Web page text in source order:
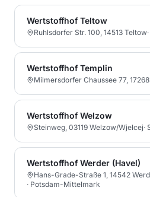
Wertstoffhof Teltow
Ruhlsdorfer Str. 100, 14513 Teltow·
Wertstoffhof Templin
Milmersdorfer Chaussee 77,
Wertstoffhof Welzow
Steinweg, 03119 Welzow/Wjelcej·
Wertstoffhof Werder (Havel)
Hans-Grade-Straße 1, 14542
· Potsdam-Mittelmark